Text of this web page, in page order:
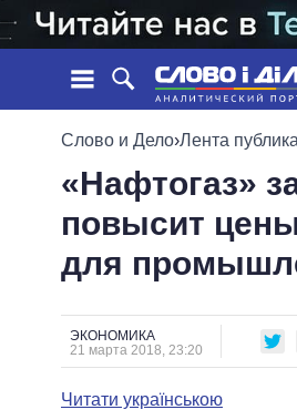
НОВОСТИ
ЛЕНТА
СОБЫТИЯ
СТАТЬИ
МНЕНИЯ
ОБЗОРЫ
ДАЙДЖЕСТЫ
ВСЕ ПОЛИТИКИ
ПРЕЗИДЕНТ И ОФИС
ВЕРХОВНАЯ РАДА
ВИДЕО
Слово и Дело›Лента
«Нафтогаз»
повысит
для
ЭКОНОМИКА
21 марта 2018, 23:20
Читати українською